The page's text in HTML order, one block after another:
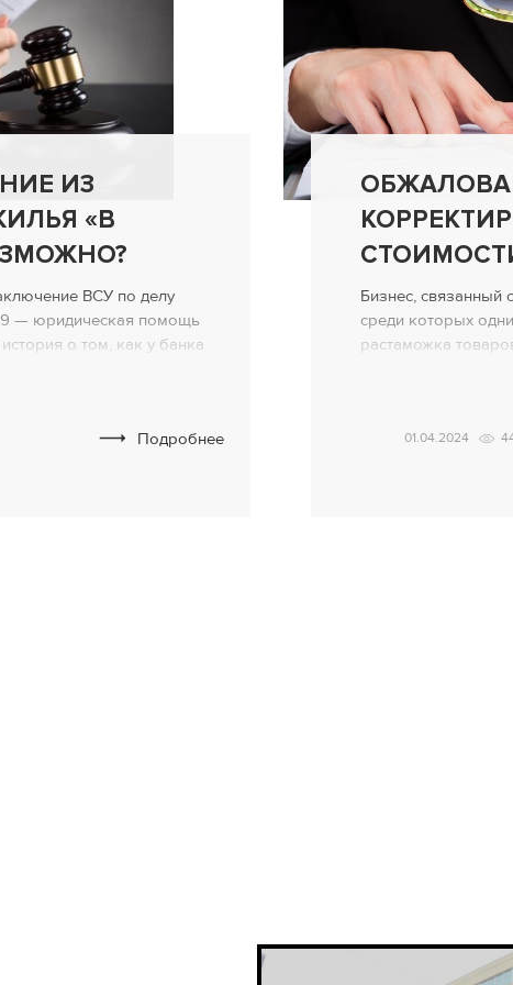
ИЗ
«В
ВСУ по делу
— юридическая помощь
о том, как у банка
лиц с регистрации.
Подробнее
Бизнес, связанный
среди которых
растаможка
средств01.04.2024